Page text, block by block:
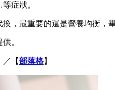
症狀。
，最重要的還是營養均衡，
。
／【部落格】